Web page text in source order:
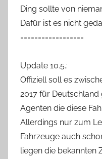
Ding sollte von
Dafür ist es nicht
==================
Update 10.5.:
Offiziell soll es
2017 für
Agenten die diese
Allerdings nur zum
Fahrzeuge auch
liegen die bekannten